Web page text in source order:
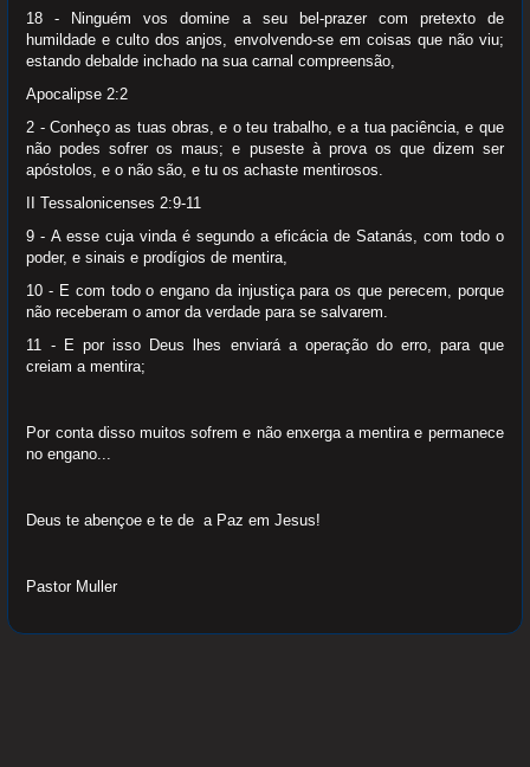
18 - Ninguém vos domine a seu bel-prazer com pretexto de
humildade e culto dos anjos, envolvendo-se em coisas que não viu;
estando debalde inchado na sua carnal compreensão,
Apocalipse 2:2
2 - Conheço as tuas obras, e o teu trabalho, e a tua paciência, e que
não podes sofrer os maus; e puseste à prova os que dizem ser
apóstolos, e o não são, e tu os achaste mentirosos.
II Tessalonicenses 2:9-11
9 - A esse cuja vinda é segundo a eficácia de Satanás, com todo o
poder, e sinais e prodígios de mentira,
10 - E com todo o engano da injustiça para os que perecem, porque
não receberam o amor da verdade para se salvarem.
11 - E por isso Deus lhes enviará a operação do erro, para que
creiam a mentira;
Por conta disso muitos sofrem e não enxerga a mentira e permanece
no engano...
Deus te abençoe e te de a Paz em Jesus!
Pastor Muller